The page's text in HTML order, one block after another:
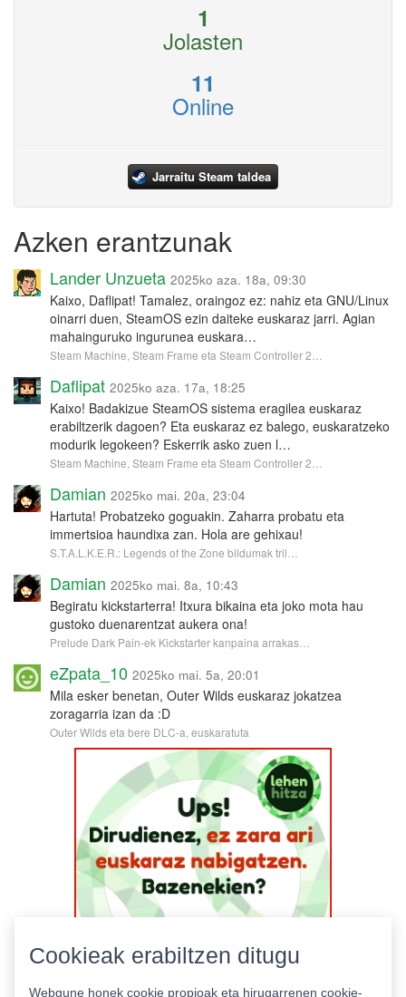
1
Jolasten
11
Online
Jarraitu Steam taldea
Azken erantzunak
Lander Unzueta 2025ko aza. 18a, 09:30
Kaixo, Daflipat! Tamalez, oraingoz ez: nahiz eta GNU/Linux
oinarri duen, SteamOS ezin daiteke euskaraz jarri. Agian
mahainguruko ingurunea euskara…
Steam Machine, Steam Frame eta Steam Controller 2…
Daflipat 2025ko aza. 17a, 18:25
Kaixo! Badakizue SteamOS sistema eragilea euskaraz
erabiltzerik dagoen? Eta euskaraz ez balego, euskaratzeko
modurik legokeen? Eskerrik asko zuen l…
Steam Machine, Steam Frame eta Steam Controller 2…
Damian 2025ko mai. 20a, 23:04
Hartuta! Probatzeko goguakin. Zaharra probatu eta
immertsioa haundixa zan. Hola are gehixau!
S.T.A.L.K.E.R.: Legends of the Zone bildumak tril…
Damian 2025ko mai. 8a, 10:43
Begiratu kickstarterra! Itxura bikaina eta joko mota hau
gustoko duenarentzat aukera ona!
Prelude Dark Pain-ek Kickstarter kanpaina arrakas…
eZpata_10 2025ko mai. 5a, 20:01
Mila esker benetan, Outer Wilds euskaraz jokatzea
zoragarria izan da :D
Outer Wilds eta bere DLC-a, euskaratuta
Cookieak erabiltzen ditugu
Webgune honek cookie propioak eta hirugarrenen cookie-